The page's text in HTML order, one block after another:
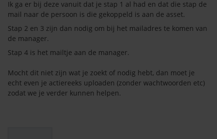
Ik ga er bij deze vanuit dat je stap 1 al had en dat die stap de
mail naar de persoon is die gekoppeld is aan de asset.
Stap 2 en 3 zijn dan nodig om bij het mailadres te komen van
de manager.
Stap 4 is het mailtje aan de manager.
Mocht dit niet zijn wat je zoekt of nodig hebt, dan moet je
echt even je actiereeks uploaden (zonder wachtwoorden etc)
zodat we je verder kunnen helpen.